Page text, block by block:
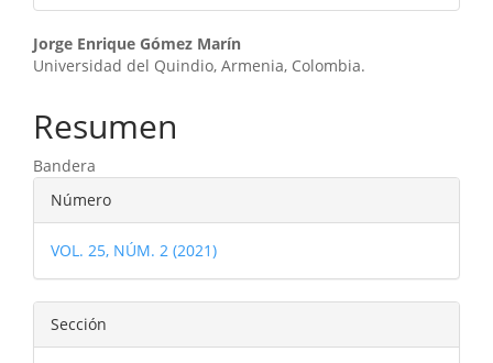
Contenido
principal
del
artículo
Jorge Enrique Gómez Marín
Universidad del Quindio, Armenia, Colombia.
Resumen
Bandera
Detalles
del
artículo
Número
VOL. 25, NÚM. 2 (2021)
Sección